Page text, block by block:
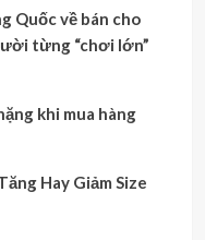
Quốc về bán cho
từng “chơi lớn”
khi mua hàng
Hay Giảm Size